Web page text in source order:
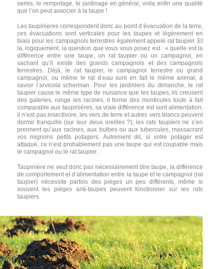
semis, le rempotage, le jardinage en général, voila enfin une qualité
que l’on peut associer à la taupe !
Les taupinieres correspondent donc au point d’évacuation de la terre,
ces évacuations sont verticales pour les taupes et légèrement en
biais pour les campagnols terrestres également appelé rat taupier. Et
la, logiquement, la question que vous vous posez est : « quelle est la
différence entre une taupe, un rat taupier ou un campagnol, en
sachant qu’il existe des grands campagnols et des campagnols
terrestres. Déjà, le rat taupier, le campagnol terrestre ou grand
campagnol, ou même le rat d’eau sont en fait le même animal, à
savoir l’arvicola scherman. Pour les jardiniers du dimanche, le rat
taupier cause le même type de nuisance que les taupes, ils creusent
des galeries, ronge les racines, il forme des monticules toute à fait
comparable aux taupinières, sa vraie différence est sont alimentation,
il n’est pas insectivore, les vers de terre et autres vers blancs peuvent
dormir tranquille (sur leur deux oreilles ?), les rats taupiers ne s’en
prennent qu’aux racines, aux bulbes ou aux tubercules, massacrant
vos mignons petits potagers. Autrement dit, si votre potager est
attaqué, ce n’est probablement pas une taupe qui est coupable mais
le campagnol ou le rat taupier.
Taupinière ne veut donc pas nécessairement dire taupe, la différence
de comportement et d’alimentation entre la taupe et le campagnol (rat
taupier) nécessite parfois des pièges un peu différents, même si
souvent les pièges anti-taupes peuvent fonctionner sur les rats
taupiers.